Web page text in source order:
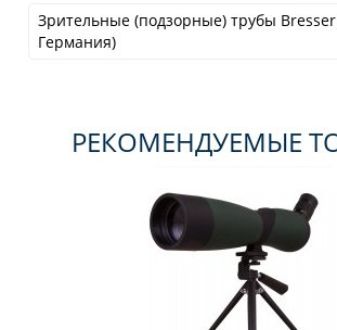
Зрительные (подзорные) трубы
Германия)
РЕКОМЕНДУЕМЫЕ